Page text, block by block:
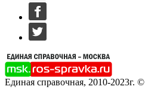
Единая справочная, 2010-2023г. ©